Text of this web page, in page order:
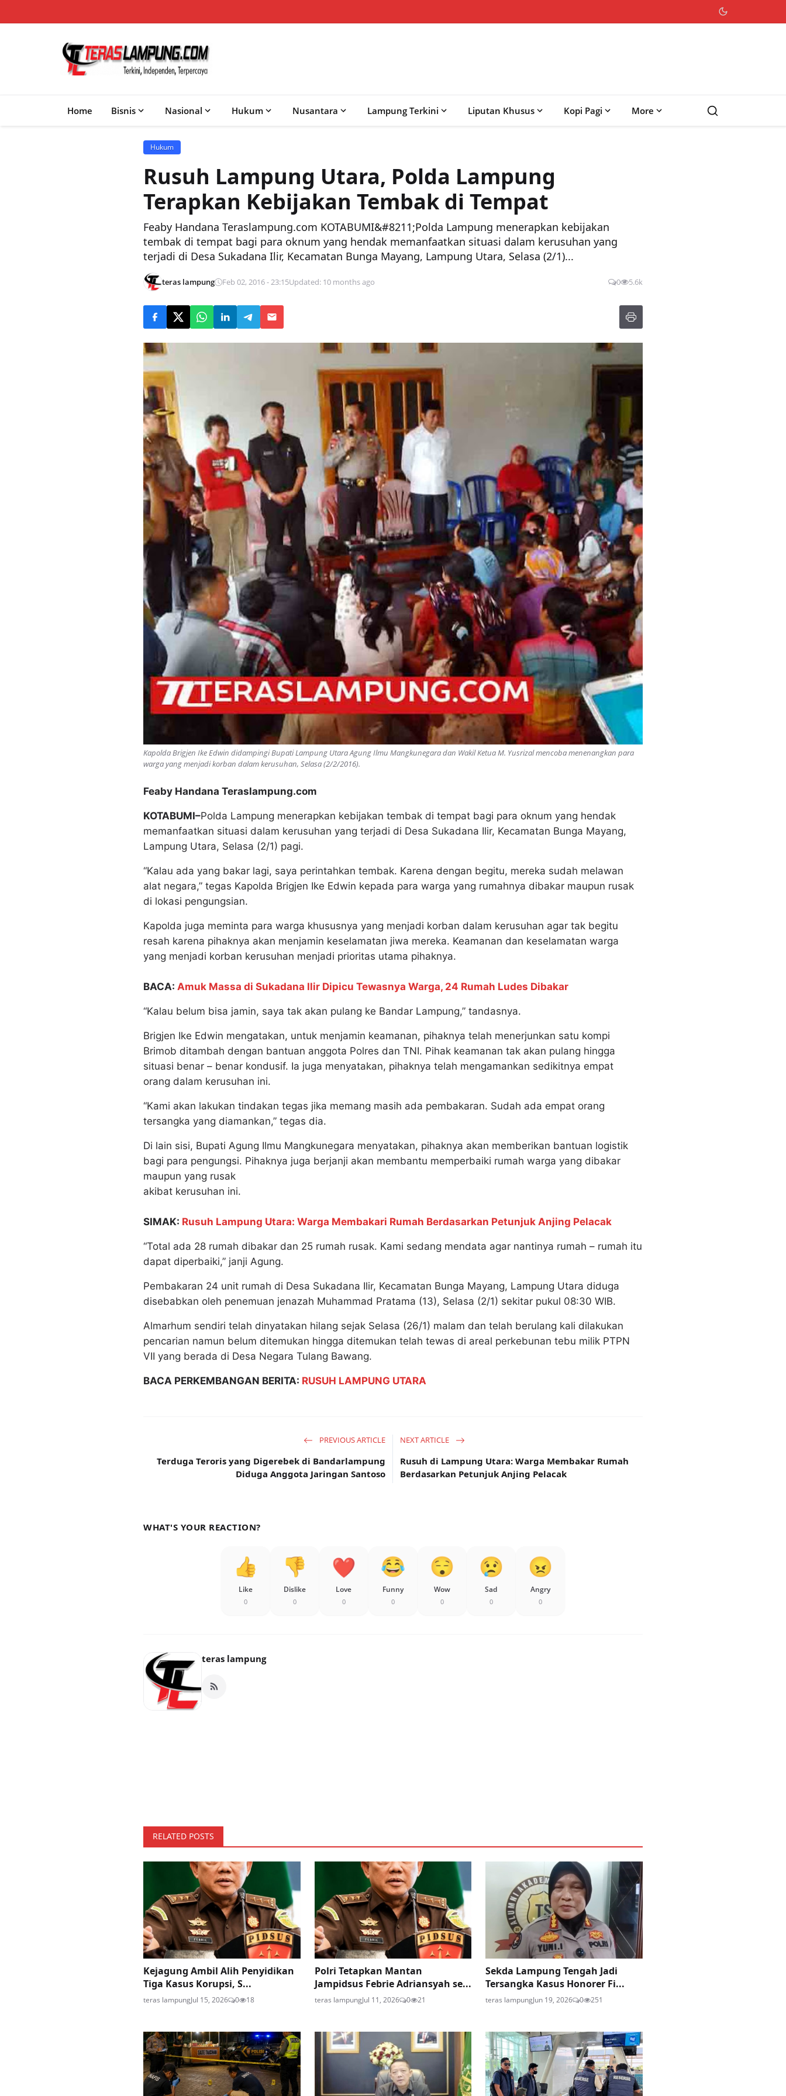
Home Bisnis Nasional Hukum Nusantara Lampung Terkini Liputan Khusus Kopi Pagi More
Hukum
Rusuh Lampung Utara, Polda Lampung
Terapkan Kebijakan Tembak di Tempat
Feaby Handana Teraslampung.com KOTABUMI&#8211;Polda Lampung menerapkan kebijakan
tembak di tempat bagi para oknum yang hendak memanfaatkan situasi dalam kerusuhan yang
terjadi di Desa Sukadana Ilir, Kecamatan Bunga Mayang, Lampung Utara, Selasa (2/1)...
teras lampung Feb 02, 2016 - 23:15Updated: 10 months ago 0 5.6k
Kapolda Brigjen Ike Edwin didampingi Bupati Lampung Utara Agung Ilmu Mangkunegara dan Wakil Ketua M. Yusrizal mencoba menenangkan para
warga yang menjadi korban dalam kerusuhan, Selasa (2/2/2016).
Feaby Handana Teraslampung.com
KOTABUMI–Polda Lampung menerapkan kebijakan tembak di tempat bagi para oknum yang hendak
memanfaatkan situasi dalam kerusuhan yang terjadi di Desa Sukadana Ilir, Kecamatan Bunga Mayang,
Lampung Utara, Selasa (2/1) pagi.
“Kalau ada yang bakar lagi, saya perintahkan tembak. Karena dengan begitu, mereka sudah melawan
alat negara,” tegas Kapolda Brigjen Ike Edwin kepada para warga yang rumahnya dibakar maupun rusak
di lokasi pengungsian.
Kapolda juga meminta para warga khususnya yang menjadi korban dalam kerusuhan agar tak begitu
resah karena pihaknya akan menjamin keselamatan jiwa mereka. Keamanan dan keselamatan warga
yang menjadi korban kerusuhan menjadi prioritas utama pihaknya.
BACA: Amuk Massa di Sukadana Ilir Dipicu Tewasnya Warga, 24 Rumah Ludes Dibakar
“Kalau belum bisa jamin, saya tak akan pulang ke Bandar Lampung,” tandasnya.
Brigjen Ike Edwin mengatakan, untuk menjamin keamanan, pihaknya telah menerjunkan satu kompi
Brimob ditambah dengan bantuan anggota Polres dan TNI. Pihak keamanan tak akan pulang hingga
situasi benar – benar kondusif. Ia juga menyatakan, pihaknya telah mengamankan sedikitnya empat
orang dalam kerusuhan ini.
“Kami akan lakukan tindakan tegas jika memang masih ada pembakaran. Sudah ada empat orang
tersangka yang diamankan,” tegas dia.
Di lain sisi, Bupati Agung Ilmu Mangkunegara menyatakan, pihaknya akan memberikan bantuan logistik
bagi para pengungsi. Pihaknya juga berjanji akan membantu memperbaiki rumah warga yang dibakar
maupun yang rusak
akibat kerusuhan ini.
SIMAK: Rusuh Lampung Utara: Warga Membakari Rumah Berdasarkan Petunjuk Anjing Pelacak
“Total ada 28 rumah dibakar dan 25 rumah rusak. Kami sedang mendata agar nantinya rumah – rumah itu
dapat diperbaiki,” janji Agung.
Pembakaran 24 unit rumah di Desa Sukadana Ilir, Kecamatan Bunga Mayang, Lampung Utara diduga
disebabkan oleh penemuan jenazah Muhammad Pratama (13), Selasa (2/1) sekitar pukul 08:30 WIB.
Almarhum sendiri telah dinyatakan hilang sejak Selasa (26/1) malam dan telah berulang kali dilakukan
pencarian namun belum ditemukan hingga ditemukan telah tewas di areal perkebunan tebu milik PTPN
VII yang berada di Desa Negara Tulang Bawang.
BACA PERKEMBANGAN BERITA: RUSUH LAMPUNG UTARA
PREVIOUS ARTICLE
Terduga Teroris yang Digerebek di Bandarlampung
Diduga Anggota Jaringan Santoso
NEXT ARTICLE
Rusuh di Lampung Utara: Warga Membakar Rumah
Berdasarkan Petunjuk Anjing Pelacak
WHAT'S YOUR REACTION?
Like
0
Dislike
0
Love
0
Funny
0
Wow
0
Sad
0
Angry
0
teras lampung
RELATED POSTS
Kejagung Ambil Alih Penyidikan
Tiga Kasus Korupsi, S...
teras lampungJul 15, 2026 0 18
Polri Tetapkan Mantan
Jampidsus Febrie Adriansyah se...
teras lampungJul 11, 2026 0 21
Sekda Lampung Tengah Jadi
Tersangka Kasus Honorer Fi...
teras lampungJun 19, 2026 0 251